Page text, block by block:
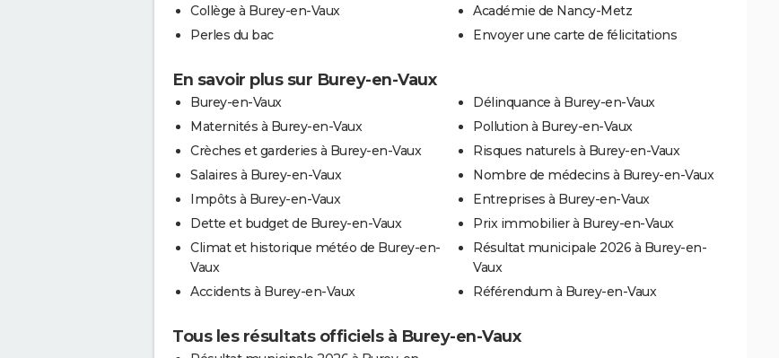
Collège à Burey-en-Vaux
Perles du bac
Académie de Nancy-Metz
Envoyer une carte de félicitations
En savoir plus sur Burey-en-Vaux
Burey-en-Vaux
Maternités à Burey-en-Vaux
Crèches et garderies à Burey-en-Vaux
Salaires à Burey-en-Vaux
Impôts à Burey-en-Vaux
Dette et budget de Burey-en-Vaux
Climat et historique météo de Burey-en-
Vaux
Accidents à Burey-en-Vaux
Délinquance à Burey-en-Vaux
Pollution à Burey-en-Vaux
Risques naturels à Burey-en-Vaux
Nombre de médecins à Burey-en-Vaux
Entreprises à Burey-en-Vaux
Prix immobilier à Burey-en-Vaux
Résultat municipale 2026 à Burey-en-
Vaux
Référendum à Burey-en-Vaux
Tous les résultats officiels à Burey-en-Vaux